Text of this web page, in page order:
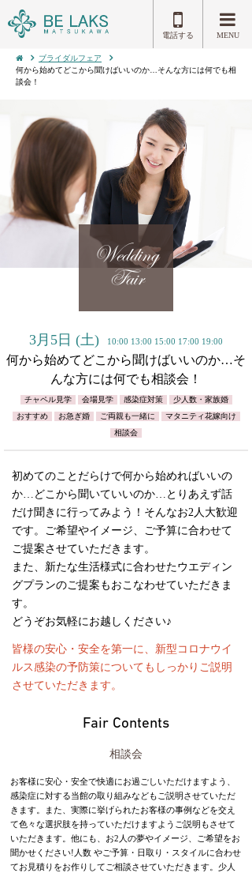
電話する MENU
ブライダルフェア
何から始めてどこから聞けばいいのか…そんな方には何でも相
談会！
Wedding
Fair
3月5日 (土) 10:00 13:00 15:00 17:00 19:00
何から始めてどこから聞けばいいのか…そ
んな方には何でも相談会！
チャペル見学 会場見学 感染症対策
少人数・家族婚
おすすめ
お急ぎ婚 ご両親も一緒に
マタニティ花嫁向け
相談会
初めてのことだらけで何から始めればいいの
か…どこから聞いていいのか…とりあえず話
だけ聞きに行ってみよう！そんなお2人大歓迎
です。ご希望やイメージ、ご予算に合わせて
ご提案させていただきます。
また、新たな生活様式に合わせたウエディン
グプランのご提案もおこなわせていただきま
す。
どうぞお気軽にお越しください♪
皆様の安心・安全を第一に、新型コロナウイ
ルス感染の予防策についてもしっかりご説明
させていただきます。
Fair Contents
相談会
お客様に安心・安全で快適にお過ごしいただけますよう、
感染症に対する当館の取り組みなどもご説明させていただ
きます。また、実際に挙げられたお客様の事例などを交え
て色々な選択肢を持っていただけますようご説明もさせて
いただきます。他にも、お2人の夢やイメージ、ご希望をお
聞かせください!人数 やご予算・日取り・スタイルに合わせ
てお見積りをお作りしてご相談させていただきます。少人